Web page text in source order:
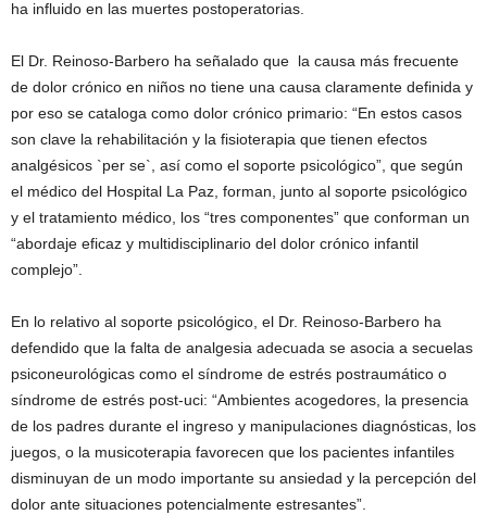
ha influido en las muertes postoperatorias.
El Dr. Reinoso-Barbero ha señalado que la causa más frecuente
de dolor crónico en niños no tiene una causa claramente definida y
por eso se cataloga como dolor crónico primario: “En estos casos
son clave la rehabilitación y la fisioterapia que tienen efectos
analgésicos `per se`, así como el soporte psicológico”, que según
el médico del Hospital La Paz, forman, junto al soporte psicológico
y el tratamiento médico, los “tres componentes” que conforman un
“abordaje eficaz y multidisciplinario del dolor crónico infantil
complejo”.
En lo relativo al soporte psicológico, el Dr. Reinoso-Barbero ha
defendido que la falta de analgesia adecuada se asocia a secuelas
psiconeurológicas como el síndrome de estrés postraumático o
síndrome de estrés post-uci: “Ambientes acogedores, la presencia
de los padres durante el ingreso y manipulaciones diagnósticas, los
juegos, o la musicoterapia favorecen que los pacientes infantiles
disminuyan de un modo importante su ansiedad y la percepción del
dolor ante situaciones potencialmente estresantes”.